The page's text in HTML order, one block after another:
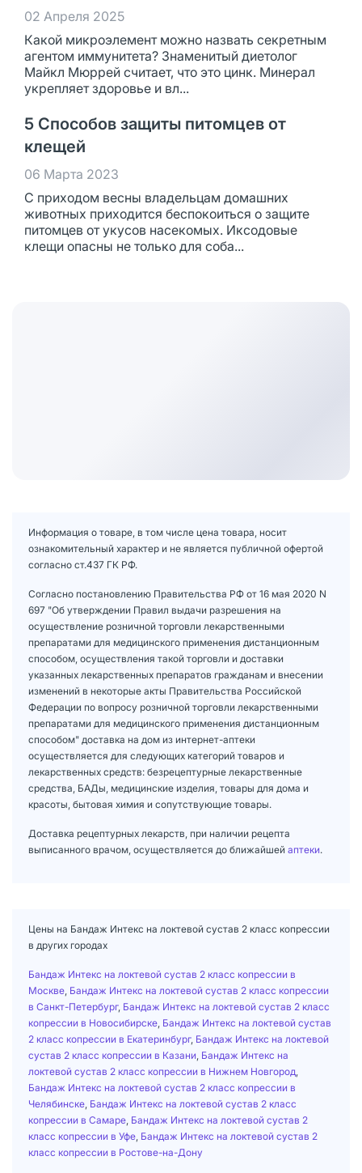
02 Апреля 2025
Какой микроэлемент можно назвать секретным
агентом иммунитета? Знаменитый диетолог
Майкл Мюррей считает, что это цинк. Минерал
укрепляет здоровье и вл...
5 Способов защиты питомцев от
клещей
06 Марта 2023
С приходом весны владельцам домашних
животных приходится беспокоиться о защите
питомцев от укусов насекомых. Иксодовые
клещи опасны не только для соба...
Информация о товаре, в том числе цена товара, носит
ознакомительный характер и не является публичной офертой
согласно ст.437 ГК РФ.
Согласно постановлению Правительства РФ от 16 мая 2020 N
697 "Об утверждении Правил выдачи разрешения на
осуществление розничной торговли лекарственными
препаратами для медицинского применения дистанционным
способом, осуществления такой торговли и доставки
указанных лекарственных препаратов гражданам и внесении
изменений в некоторые акты Правительства Российской
Федерации по вопросу розничной торговли лекарственными
препаратами для медицинского применения дистанционным
способом" доставка на дом из интернет-аптеки
осуществляется для следующих категорий товаров и
лекарственных средств: безрецептурные лекарственные
средства, БАДы, медицинские изделия, товары для дома и
красоты, бытовая химия и сопутствующие товары.
Доставка рецептурных лекарств, при наличии рецепта
выписанного врачом, осуществляется до ближайшей аптеки.
Цены на Бандаж Интекс на локтевой сустав 2 класс копрессии
в других городах
Бандаж Интекс на локтевой сустав 2 класс копрессии в
Москве Бандаж Интекс на локтевой сустав 2 класс копрессии
в Санкт-Петербург, Бандаж Интекс на локтевой сустав 2 класс
копрессии в Новосибирске Бандаж Интекс на локтевой сустав
2 класс копрессии в Екатеринбург, Бандаж Интекс на локтевой
сустав 2 класс копрессии в Казани Бандаж Интекс на
локтевой сустав 2 класс копрессии в Нижнем Новгород
Бандаж Интекс на локтевой сустав 2 класс копрессии в
Челябинске Бандаж Интекс на локтевой сустав 2 класс
копрессии в Самаре Бандаж Интекс на локтевой сустав 2
класс копрессии в Уфе Бандаж Интекс на локтевой сустав 2
класс копрессии в Ростове-на-Дону